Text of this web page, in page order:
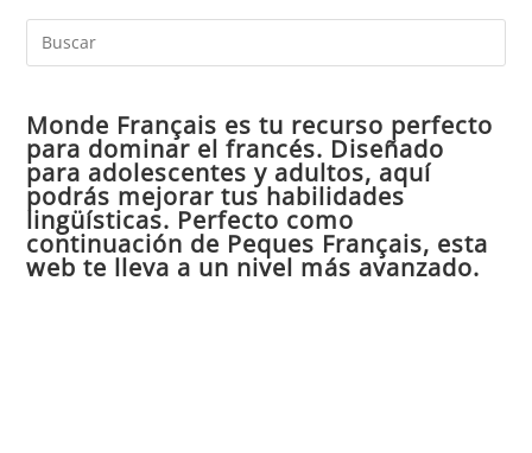
Monde Français es tu recurso perfecto
para dominar el francés. Diseñado
para adolescentes y adultos, aquí
podrás mejorar tus habilidades
lingüísticas. Perfecto como
continuación de Peques Français, esta
web te lleva a un nivel más avanzado.